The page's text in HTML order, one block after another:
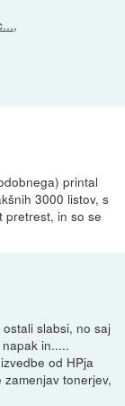
,
printal
3000 listov, s
pretrest, in so se
slabsi, no saj
in.....
od HPja
tonerjev,